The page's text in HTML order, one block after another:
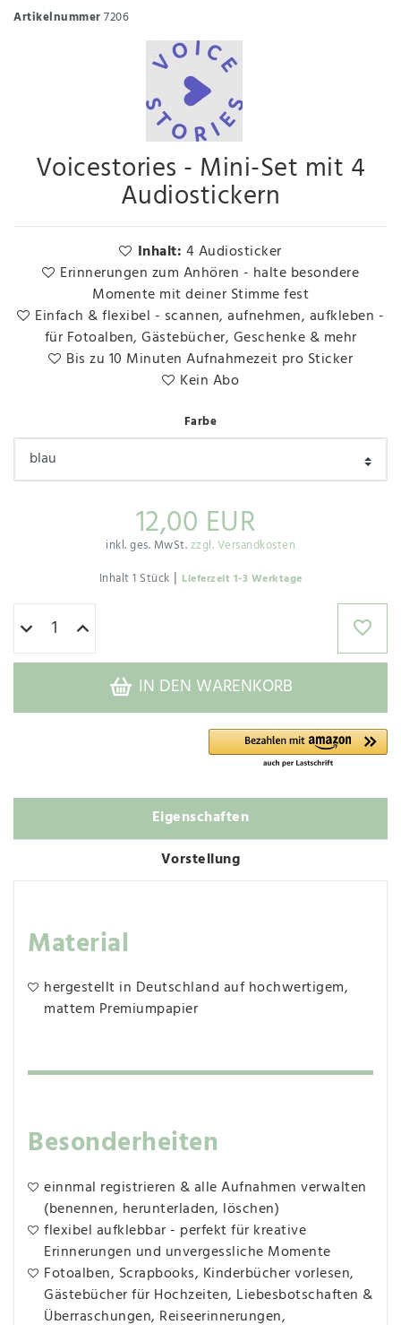
Artikelnummer7206
Voicestories - Mini-Set mit 4
Audiostickern
Inhalt: 4 Audiosticker
Erinnerungen zum Anhören - halte besondere
Momente mit deiner Stimme fest
Einfach & flexibel - scannen, aufnehmen, aufkleben -
für Fotoalben, Gästebücher, Geschenke & mehr
Bis zu 10 Minuten Aufnahmezeit pro Sticker
Kein Abo
Farbe
12,00 EUR
inkl. ges. MwSt.zzgl. Versandkosten
Inhalt1 Stück | Lieferzeit 1-3 Werktage
IN DEN WARENKORB
Eigenschaften
Vorstellung
Material
hergestellt in Deutschland auf hochwertigem,
mattem Premiumpapier
Besonderheiten
einnmal registrieren & alle Aufnahmen verwalten
(benennen, herunterladen, löschen)
flexibel aufklebbar - perfekt für kreative
Erinnerungen und unvergessliche Momente
Fotoalben, Scrapbooks, Kinderbücher vorlesen,
Gästebücher für Hochzeiten, Liebesbotschaften &
Überraschungen, Reiseerinnerungen,